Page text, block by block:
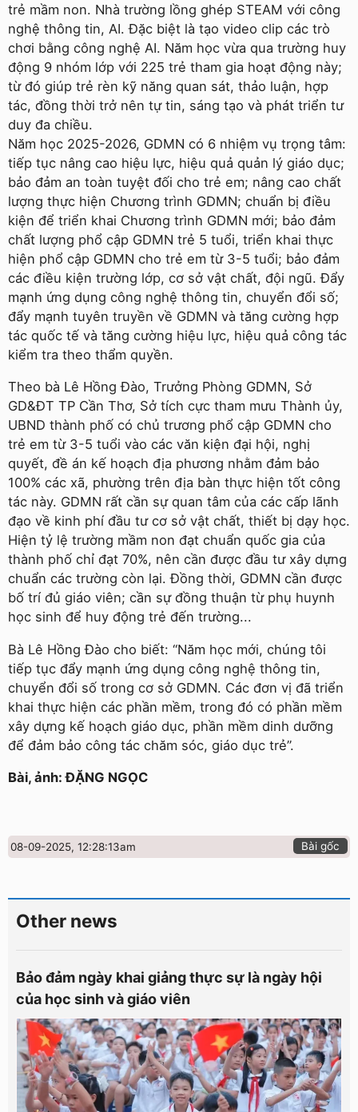
trẻ mầm non. Nhà trường lồng ghép STEAM với công
nghệ thông tin, AI. Đặc biệt là tạo video clip các trò
chơi bằng công nghệ AI. Năm học vừa qua trường huy
động 9 nhóm lớp với 225 trẻ tham gia hoạt động này;
từ đó giúp trẻ rèn kỹ năng quan sát, thảo luận, hợp
tác, đồng thời trở nên tự tin, sáng tạo và phát triển tư
duy đa chiều.
Năm học 2025-2026, GDMN có 6 nhiệm vụ trọng tâm:
tiếp tục nâng cao hiệu lực, hiệu quả quản lý giáo dục;
bảo đảm an toàn tuyệt đối cho trẻ em; nâng cao chất
lượng thực hiện Chương trình GDMN; chuẩn bị điều
kiện để triển khai Chương trình GDMN mới; bảo đảm
chất lượng phổ cập GDMN trẻ 5 tuổi, triển khai thực
hiện phổ cập GDMN cho trẻ em từ 3-5 tuổi; bảo đảm
các điều kiện trường lớp, cơ sở vật chất, đội ngũ. Đẩy
mạnh ứng dụng công nghệ thông tin, chuyển đổi số;
đẩy mạnh tuyên truyền về GDMN và tăng cường hợp
tác quốc tế và tăng cường hiệu lực, hiệu quả công tác
kiểm tra theo thẩm quyền.
Theo bà Lê Hồng Đào, Trưởng Phòng GDMN, Sở
GD&ĐT TP Cần Thơ, Sở tích cực tham mưu Thành ủy,
UBND thành phố có chủ trương phổ cập GDMN cho
trẻ em từ 3-5 tuổi vào các văn kiện đại hội, nghị
quyết, đề án kế hoạch địa phương nhằm đảm bảo
100% các xã, phường trên địa bàn thực hiện tốt công
tác này. GDMN rất cần sự quan tâm của các cấp lãnh
đạo về kinh phí đầu tư cơ sở vật chất, thiết bị dạy học.
Hiện tỷ lệ trường mầm non đạt chuẩn quốc gia của
thành phố chỉ đạt 70%, nên cần được đầu tư xây dựng
chuẩn các trường còn lại. Đồng thời, GDMN cần được
bố trí đủ giáo viên; cần sự đồng thuận từ phụ huynh
học sinh để huy động trẻ đến trường...
Bà Lê Hồng Đào cho biết: “Năm học mới, chúng tôi
tiếp tục đẩy mạnh ứng dụng công nghệ thông tin,
chuyển đổi số trong cơ sở GDMN. Các đơn vị đã triển
khai thực hiện các phần mềm, trong đó có phần mềm
xây dựng kế hoạch giáo dục, phần mềm dinh dưỡng
để đảm bảo công tác chăm sóc, giáo dục trẻ”.
Bài, ảnh: ĐẶNG NGỌC
08-09-2025, 12:28:13am Bài gốc
Other news
Bảo đảm ngày khai giảng thực sự là ngày hội
của học sinh và giáo viên